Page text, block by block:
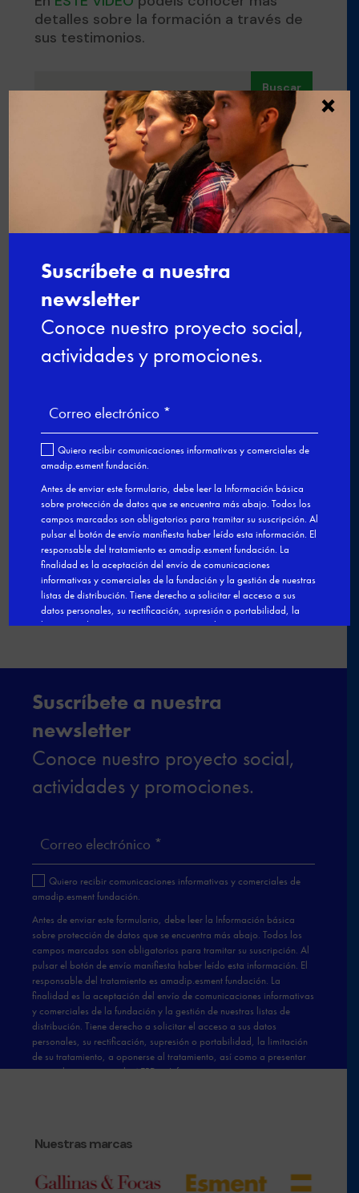
detalles sobre la formación a través de
sus testimonios.
Buscar
Últimas noticias
Nuevo curso de gestión administrativa y
Ciberseguridad para el empleo: una
formación gratuita para impulsar tu
futuro digital
De la experiencia al aula: profesionales
que dan el salto a la docencia
Últimas plazas para el curso de Nutrición
y cocina saludable en Esment Inca
Nuestro modelo de FPDual en el
Congreso estatal sobre Empleo

←Nuevos cursos de Formación Dual
Adaptada para personas con
necesidades de apoyo
Personas de Esment participan en el
proceso de selección del nuevo
hotel Mandarin Oriental→
Nuestras marcas
×